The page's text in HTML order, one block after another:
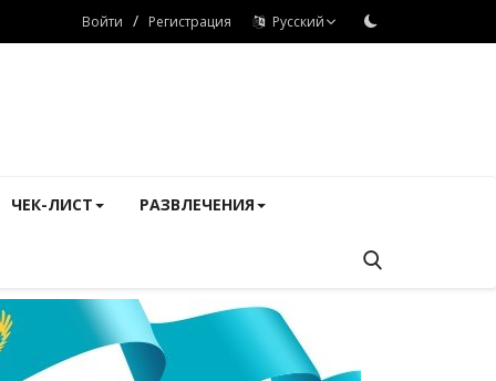
Войти / Регистрация Русский
ЧЕК-ЛИСТ РАЗВЛЕЧЕНИЯ